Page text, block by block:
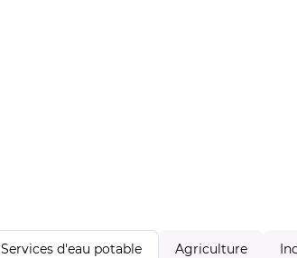
Services d'eau potable Agriculture